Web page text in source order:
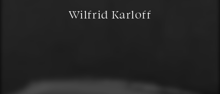
Wilfrid Karloff